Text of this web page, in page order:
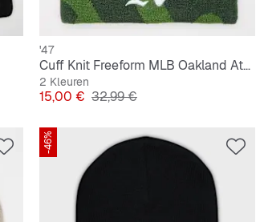
'47
Cuff Knit Freeform MLB Oakland Athletics
2 Kleuren
Prijs
15,00 € Originele Prijs
32,99 €
-46%